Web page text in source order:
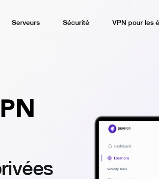
Serveurs Sécurité VPN pour les